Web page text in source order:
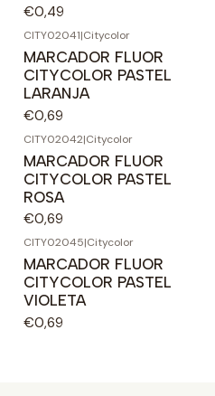
€0,49
CITY02041|Citycolor
MARCADOR FLUOR
CITYCOLOR PASTEL
LARANJA
€0,69
CITY02042|Citycolor
MARCADOR FLUOR
CITYCOLOR PASTEL
ROSA
€0,69
CITY02045|Citycolor
MARCADOR FLUOR
CITYCOLOR PASTEL
VIOLETA
€0,69